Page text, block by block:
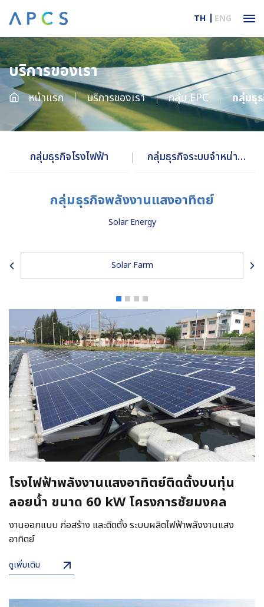
TH ENG
บริการของเรา
หน้าแรก บริการของเรา กลุ่ม EPC กลุ่มธุ
กลุ่มธุรกิจโรงไฟฟ้า
กลุ่มธุรกิจระบบจำหน่าย
กลุ่มธุรกิจพลังงานแสงอาทิตย์
Solar Energy
Solar Farm
โรงไฟฟ้าพลังงานแสงอาทิตย์ติดตั้งบนทุ่น
ลอยน้ำ ขนาด 60 kW โครงการชัยมงคล
งานออกแบบ ก่อสร้าง และติดตั้ง ระบบผลิตไฟฟ้าพลังงานแสง
อาทิตย์
ดูเพิ่มเติม